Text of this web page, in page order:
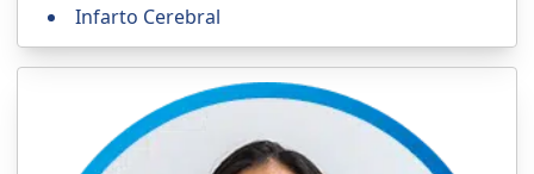
Infarto Cerebral